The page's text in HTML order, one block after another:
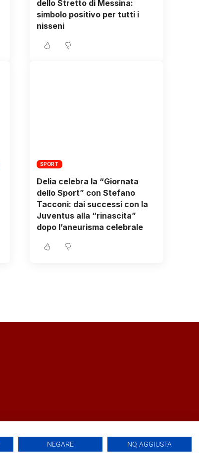
dello Stretto di Messina:
simbolo positivo per tutti i
nisseni
SPORT
Delia celebra la “Giornata
dello Sport” con Stefano
Tacconi: dai successi con la
Juventus alla “rinascita”
dopo l’aneurisma celebrale
NEGARE NO, AGGIUSTA